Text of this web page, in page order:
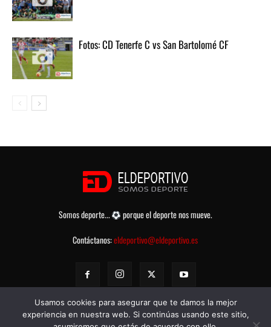
Fotos: CD Tenerfe C vs San Bartolomé CF
Somos deporte...
porque el deporte nos mueve.
Contáctanos:eldeportivo@eldeportivo.es
Usamos cookies para asegurar que te damos la mejor
experiencia en nuestra web. Si continúas usando este sitio,